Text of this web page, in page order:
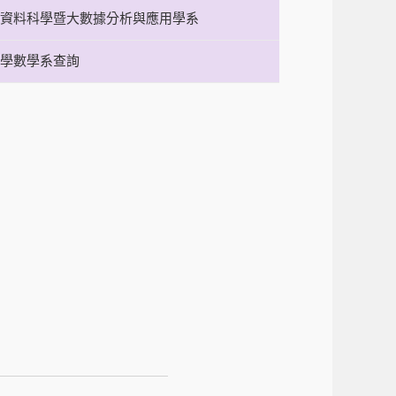
料科學暨大數據分析與應用學系
數學系查詢